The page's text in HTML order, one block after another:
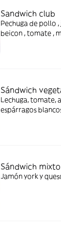
Sandwich club
Pechuga de pollo
beicon , tomate ,
Sándwich
Lechuga, tomate,
espárragos
Sándwich mixto
Jamón york y